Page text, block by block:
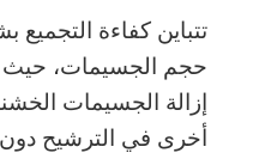
تتباين كفاءة
حجم الجسيمات، حيث
إزالة الجسيمات
أخرى في الترشيح